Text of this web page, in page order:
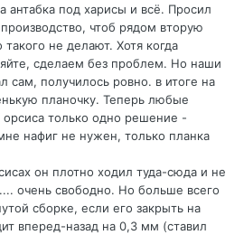
антабка под харисы и всё. Просил
чтоб рядом вторую
такого не делают. Хотя когда
сделаем без проблем. Но наши
сам, получилось ровно. в итоге на
планочку. Теперь любые
только одно решение -
нафиг не нужен, только планка
он плотно ходил туда-сюда и не
очень свободно. Но больше всего
сборке, если его закрыть на
вперед-назад на 0,3 мм (ставил